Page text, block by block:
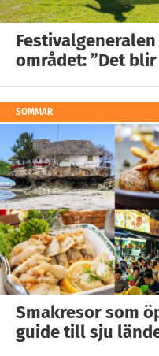
området: ”Det
SOMMAR
Smakresor som
guide till sju